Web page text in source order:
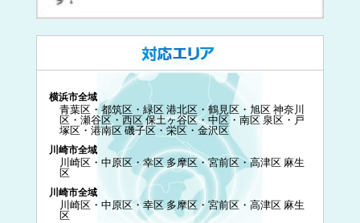
横浜市全域
青葉区・都筑区・緑区港北区・鶴見区・旭区神奈川
区・瀬谷区・西区保土ヶ谷区・中区・南区泉区・戸
塚区・港南区磯子区・栄区・金沢区
川崎市全域
川崎区・中原区・幸区多摩区・宮前区・高津区麻生
区
川崎市全域
川崎区・中原区・幸区多摩区・宮前区・高津区麻生
区